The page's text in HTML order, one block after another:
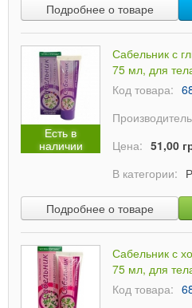
Подробнее о товаре
Есть в
наличии
Сабельник с
75 мл, для
Код товара:
Цена: 51,00
В категории:
Подробнее о товаре
Сабельник с
75 мл, для
Код товара: